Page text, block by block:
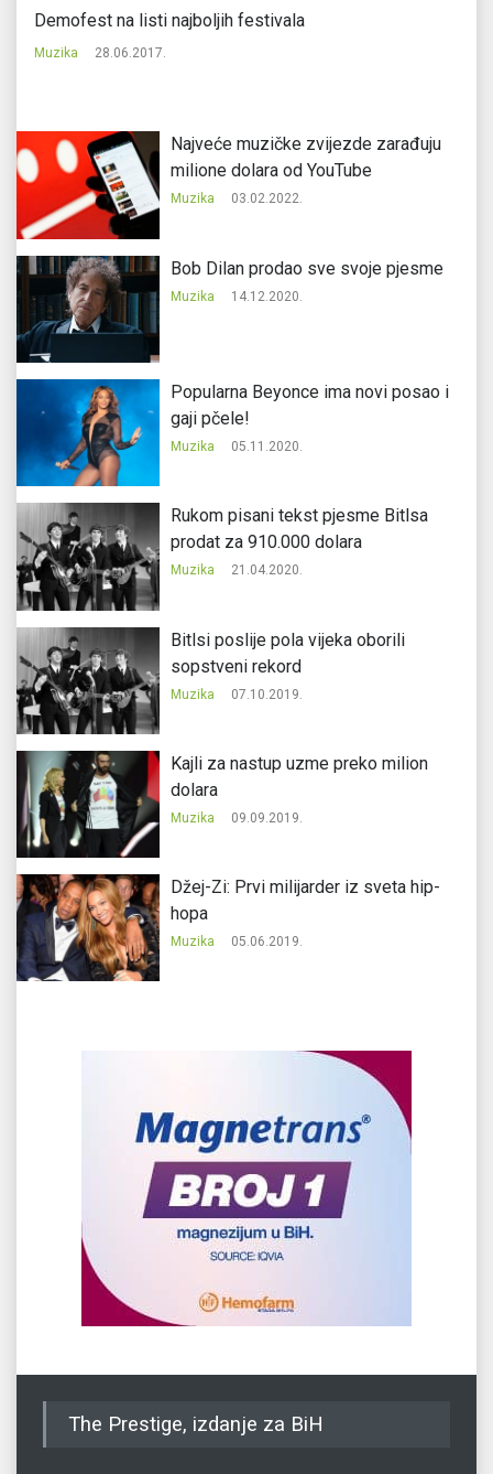
Demofest na listi najboljih festivala
Muzika 28.06.2017.
Najveće muzičke zvijezde zarađuju
milione dolara od YouTube
Muzika 03.02.2022.
Bob Dilan prodao sve svoje pjesme
Muzika 14.12.2020.
Popularna Beyonce ima novi posao i
gaji pčele!
Muzika 05.11.2020.
Rukom pisani tekst pjesme Bitlsa
prodat za 910.000 dolara
Muzika 21.04.2020.
Bitlsi poslije pola vijeka oborili
sopstveni rekord
Muzika 07.10.2019.
Kajli za nastup uzme preko milion
dolara
Muzika 09.09.2019.
Džej-Zi: Prvi milijarder iz sveta hip-
hopa
Muzika 05.06.2019.
The Prestige, izdanje za BiH